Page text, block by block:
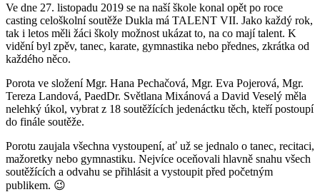
Ve dne 27. listopadu 2019 se na naší škole konal opět po roce
casting celoškolní soutěže Dukla má TALENT VII. Jako každý rok,
tak i letos měli žáci školy možnost ukázat to, na co mají talent. K
vidění byl zpěv, tanec, karate, gymnastika nebo přednes, zkrátka od
každého něco.
Porota ve složení Mgr. Hana Pechačová, Mgr. Eva Pojerová, Mgr.
Tereza Landová, PaedDr. Světlana Mixánová a David Veselý měla
nelehký úkol, vybrat z 18 soutěžících jedenáctku těch, kteří postoupí
do finále soutěže.
Porotu zaujala všechna vystoupení, ať už se jednalo o tanec, recitaci,
mažoretky nebo gymnastiku. Nejvíce oceňovali hlavně snahu všech
soutěžících a odvahu se přihlásit a vystoupit před početným
publikem. 😉